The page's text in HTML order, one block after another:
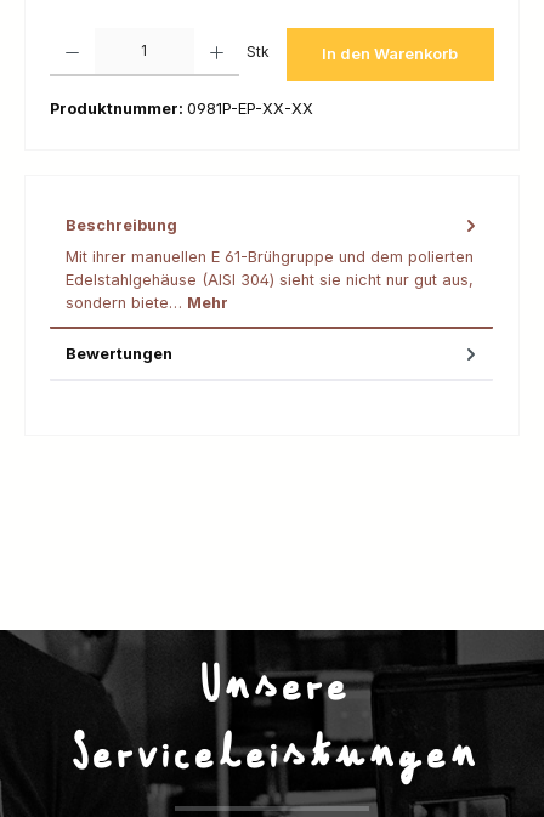
Stk In den Warenkorb
Produktnummer: 0981P-EP-XX-XX
Beschreibung
Mit ihrer manuellen E 61-Brühgruppe und dem polierten
Edelstahlgehäuse (AISI 304) sieht sie nicht nur gut aus,
sondern biete… Mehr
Bewertungen
Unsere
Serviceleistungen